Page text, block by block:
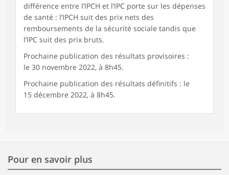
différence entre l’IPCH et l’IPC porte sur les dépenses
de santé : l’IPCH suit des prix nets des
remboursements de la sécurité sociale tandis que
l’IPC suit des prix bruts.
Prochaine publication des résultats provisoires :
le 30 novembre 2022, à 8h45.
Prochaine publication des résultats définitifs : le
15 décembre 2022, à 8h45.
Pour en savoir plus